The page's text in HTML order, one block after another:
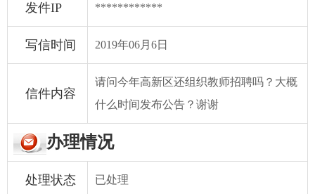
发件IP ************
写信时间 2019年06月6日
信件内容
请问今年高新区还组织教师招聘吗？大概
什么时间发布公告？谢谢
办理情况
处理状态 已处理